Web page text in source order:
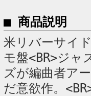
■ 商品説明
米リバーサイ
モ盤<BR>ジャ
ズが編曲者ア
だ意欲作。